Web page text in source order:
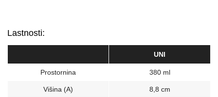
Lastnosti:
UNI
Prostornina 380 ml
Višina (A) 8,8 cm